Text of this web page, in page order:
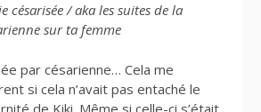
césarisée / aka les suites de la
sur ta femme
par césarienne… Cela me
si cela n’avait pas entaché le
de Kiki. Même si celle-ci s’était